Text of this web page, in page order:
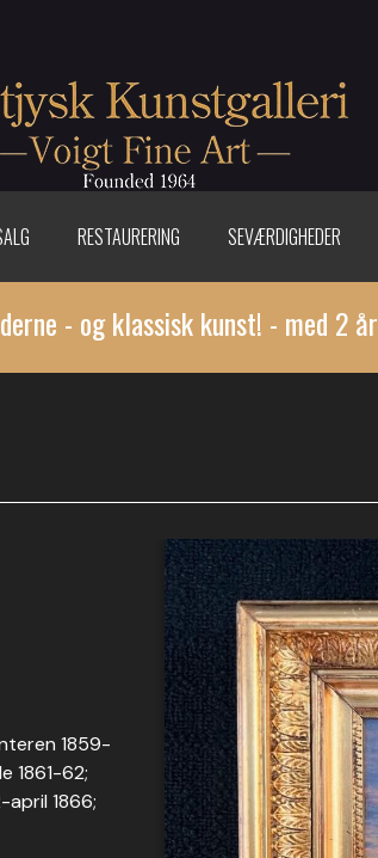
RESTAURERING SEVÆRDIGHEDER
- og klassisk kunst! - med 2
1859-
1861-62;
april 1866;